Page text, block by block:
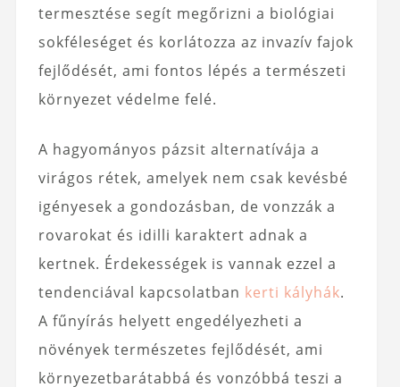
termesztése segít megőrizni a biológiai
sokféleséget és korlátozza az invazív fajok
fejlődését, ami fontos lépés a természeti
környezet védelme felé.
A hagyományos pázsit alternatívája a
virágos rétek, amelyek nem csak kevésbé
igényesek a gondozásban, de vonzzák a
rovarokat és idilli karaktert adnak a
kertnek. Érdekességek is vannak ezzel a
tendenciával kapcsolatban kerti kályhák.
A fűnyírás helyett engedélyezheti a
növények természetes fejlődését, ami
környezetbarátabbá és vonzóbbá teszi a